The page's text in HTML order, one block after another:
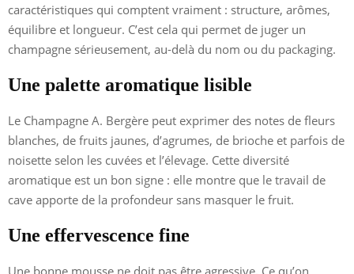
caractéristiques qui comptent vraiment : structure, arômes,
équilibre et longueur. C’est cela qui permet de juger un
champagne sérieusement, au-delà du nom ou du packaging.
Une palette aromatique lisible
Le Champagne A. Bergère peut exprimer des notes de fleurs
blanches, de fruits jaunes, d’agrumes, de brioche et parfois de
noisette selon les cuvées et l’élevage. Cette diversité
aromatique est un bon signe : elle montre que le travail de
cave apporte de la profondeur sans masquer le fruit.
Une effervescence fine
Une bonne mousse ne doit pas être agressive. Ce qu’on